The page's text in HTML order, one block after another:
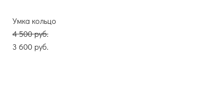
Умка кольцо
4 500 pуб.
3 600 pуб.